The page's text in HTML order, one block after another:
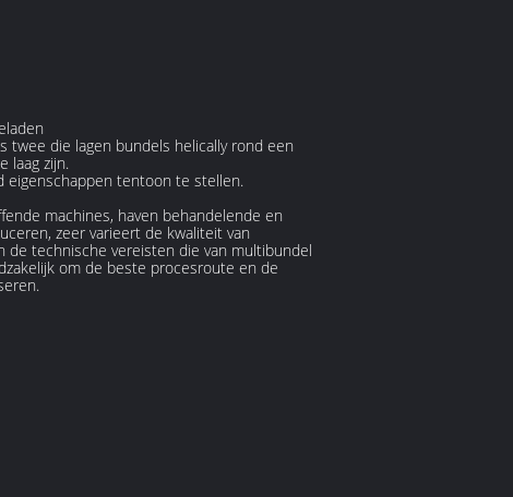
twee die lagen bundels helically rond een
laag zijn.
eigenschappen tentoon te stellen.
machines, haven behandelende en
zeer varieert de kwaliteit van
de technische vereisten die van multibundel
om de beste procesroute en de